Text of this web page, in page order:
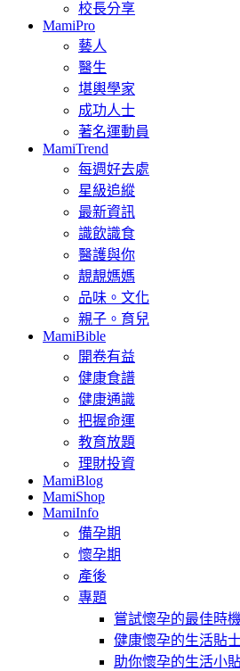
校長分享
MamiPro
藝人
醫生
堪輿學家
成功人士
著名運動員
MamiTrend
每週好去處
星級追縱
最新資訊
識飲識食
醫護與你
靚靚媽媽
品味。文化
親子。育兒
MamiBible
開卷有益
健康食譜
健康通識
把握命運
教育放題
理財投資
MamiBlog
MamiShop
MamiInfo
備孕期
懷孕期
產後
專題
嘗試懷孕的最佳時
健康懷孕的生活貼
助你懷孕的生活小